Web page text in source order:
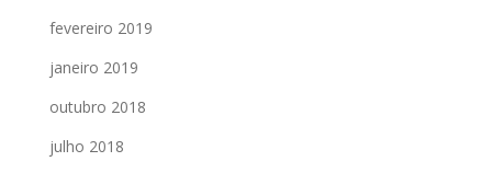
fevereiro 2019
janeiro 2019
outubro 2018
julho 2018